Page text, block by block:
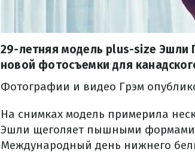
29-летняя модель plus-size Эшли
новой фотосъемки для
Фотографии и видео Грэм
На снимках модель примерила
Эшли щеголяет пышными формами
Международный день нижнего